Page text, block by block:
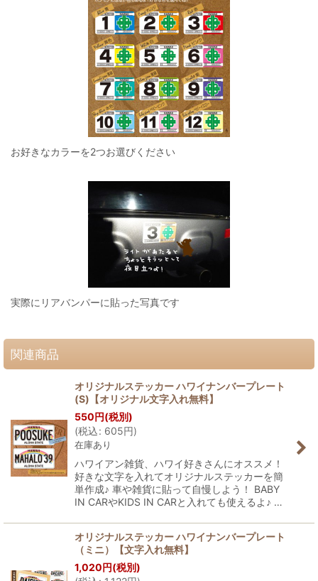
お好きなカラーを2つお選びください
実際にリアバンパーに貼った写真です
関連商品
オリジナルステッカー ハワイナンバープレート
(S)【オリジナル文字入れ無料】
550円(税別)
(税込: 605円)
在庫あり
ハワイアン雑貨、ハワイ好きさんにオススメ！
好きな文字を入れてオリジナルステッカーを簡
単作成♪ 車や雑貨に貼って自慢しよう！ BABY
IN CARやKIDS IN CARと入れても使えるよ♪ …
オリジナルステッカー ハワイナンバープレート
（ミニ）【文字入れ無料】
1,020円(税別)